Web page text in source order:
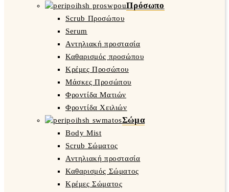
Πρόσωπο
Scrub Προσώπου
Serum
Αντηλιακή προστασία
Καθαρισμός προσώπου
Κρέμες Προσώπου
Μάσκες Προσώπου
Φροντίδα Ματιών
Φροντίδα Χειλιών
Σώμα
Body Mist
Scrub Σώματος
Αντηλιακή προστασία
Καθαρισμός Σώματος
Κρέμες Σώματος